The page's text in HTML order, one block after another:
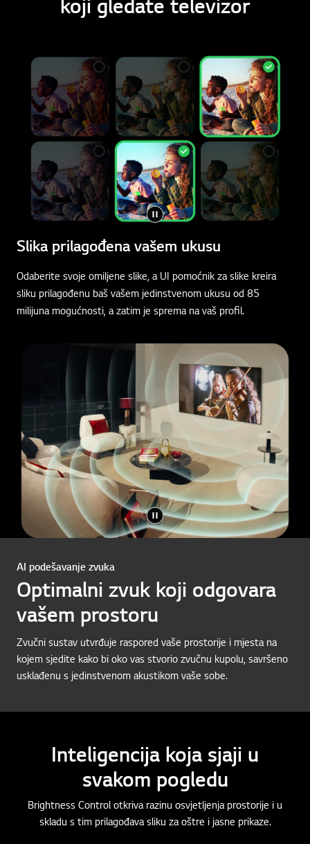
Slika prilagođena vašem ukusu
Odaberite svoje omiljene slike, a UI pomoćnik za slike kreira
sliku prilagođenu baš vašem jedinstvenom ukusu od 85
milijuna mogućnosti, a zatim je sprema na vaš profil.
AI podešavanje zvuka
Optimalni zvuk koji odgovara
vašem prostoru
Zvučni sustav utvrđuje raspored vaše prostorije i mjesta na
kojem sjedite kako bi oko vas stvorio zvučnu kupolu, savršeno
usklađenu s jedinstvenom akustikom vaše sobe.
Inteligencija koja sjaji u
svakom pogledu
Brightness Control otkriva razinu osvjetljenja prostorije i u
skladu s tim prilagođava sliku za oštre i jasne prikaze.